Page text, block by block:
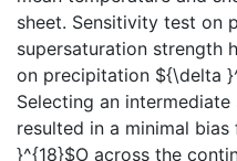
sheet. Sensitivity test on
supersaturation strength
on precipitation ${\delta
Selecting an
resulted in a minimal
}^{18}$O across the